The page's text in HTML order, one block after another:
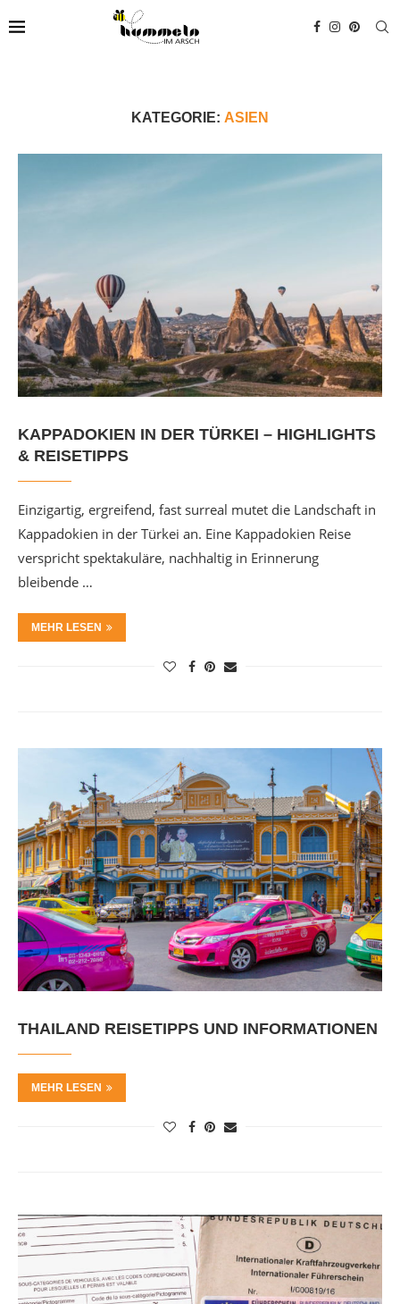
KATEGORIE: ASIEN
KAPPADOKIEN IN DER TÜRKEI – HIGHLIGHTS
& REISETIPPS
Einzigartig, ergreifend, fast surreal mutet die Landschaft in
Kappadokien in der Türkei an. Eine Kappadokien Reise
verspricht spektakuläre, nachhaltig in Erinnerung
bleibende …
MEHR LESEN
THAILAND REISETIPPS UND INFORMATIONEN
MEHR LESEN